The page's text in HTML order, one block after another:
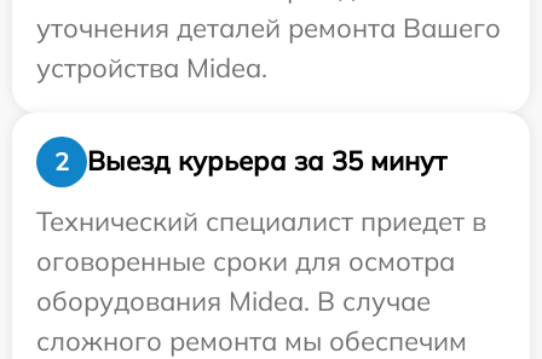
уточнения деталей ремонта Вашего
устройства Midea.
2
Выезд курьера за 35 минут
Технический специалист приедет в
оговоренные сроки для осмотра
оборудования Midea. В случае
сложного ремонта мы обеспечим